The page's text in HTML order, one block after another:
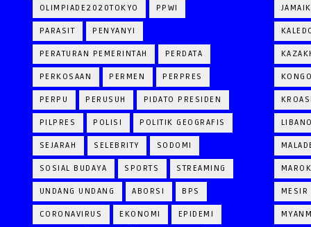
OLIMPIADE2020TOKYO PPWI
PARASIT PENYANYI
PERATURAN PEMERINTAH PERDATA
PERKOSAAN PERMEN PERPRES
PERPU PERUSUH PIDATO PRESIDEN
PILPRES POLISI POLITIK GEOGRAFIS
SEJARAH SELEBRITY SODOMI
SOSIAL BUDAYA SPORTS STREAMING
UNDANG UNDANG ABORSI BPS
CORONAVIRUS EKONOMI EPIDEMI
MESIR